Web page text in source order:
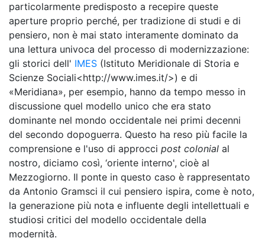
particolarmente predisposto a recepire queste
aperture proprio perché, per tradizione di studi e di
pensiero, non è mai stato interamente dominato da
una lettura univoca del processo di modernizzazione:
gli storici dell' IMES (Istituto Meridionale di Storia e
Scienze Sociali<http://www.imes.it/>) e di
«Meridiana», per esempio, hanno da tempo messo in
discussione quel modello unico che era stato
dominante nel mondo occidentale nei primi decenni
del secondo dopoguerra. Questo ha reso più facile la
comprensione e l'uso di approcci post colonial al
nostro, diciamo così, ‘oriente interno', cioè al
Mezzogiorno. Il ponte in questo caso è rappresentato
da Antonio Gramsci il cui pensiero ispira, come è noto,
la generazione più nota e influente degli intellettuali e
studiosi critici del modello occidentale della
modernità.